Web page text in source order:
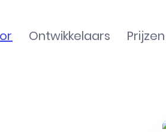
Ontwikkelaars Prijzen